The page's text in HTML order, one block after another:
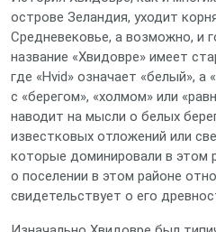
острове Зеландия, уходит
Средневековье, а возможно, и
название «Хвидовре» имеет
где «Hvid» означает «белый»,
с «берегом», «холмом» или
наводит на мысли о белых
известковых отложений или
которые доминировали в этом
о поселении в этом районе
свидетельствует о его